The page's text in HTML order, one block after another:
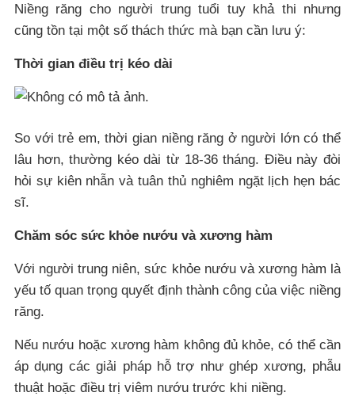
Niềng răng cho người trung tuổi tuy khả thi nhưng
cũng tồn tại một số thách thức mà bạn cần lưu ý:
Thời gian điều trị kéo dài
So với trẻ em, thời gian niềng răng ở người lớn có thể
lâu hơn, thường kéo dài từ 18-36 tháng. Điều này đòi
hỏi sự kiên nhẫn và tuân thủ nghiêm ngặt lịch hẹn bác
sĩ.
Chăm sóc sức khỏe nướu và xương hàm
Với người trung niên, sức khỏe nướu và xương hàm là
yếu tố quan trọng quyết định thành công của việc niềng
răng.
Nếu nướu hoặc xương hàm không đủ khỏe, có thể cần
áp dụng các giải pháp hỗ trợ như ghép xương, phẫu
thuật hoặc điều trị viêm nướu trước khi niềng.